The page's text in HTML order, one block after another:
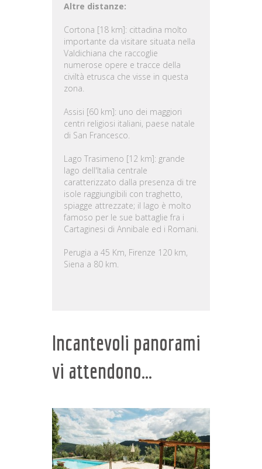
Altre distanze:
Cortona [18 km]: cittadina molto
importante da visitare situata nella
Valdichiana che raccoglie
numerose opere e tracce della
civiltà etrusca che visse in questa
zona.
Assisi [60 km]: uno dei maggiori
centri religiosi italiani, paese natale
di San Francesco.
Lago Trasimeno [12 km]: grande
lago dell'Italia centrale
caratterizzato dalla presenza di tre
isole raggiungibili con traghetto,
spiagge attrezzate; il lago è molto
famoso per le sue battaglie fra i
Cartaginesi di Annibale ed i Romani.
Perugia a 45 Km, Firenze 120 km,
Siena a 80 km.
Incantevoli panorami
vi attendono...